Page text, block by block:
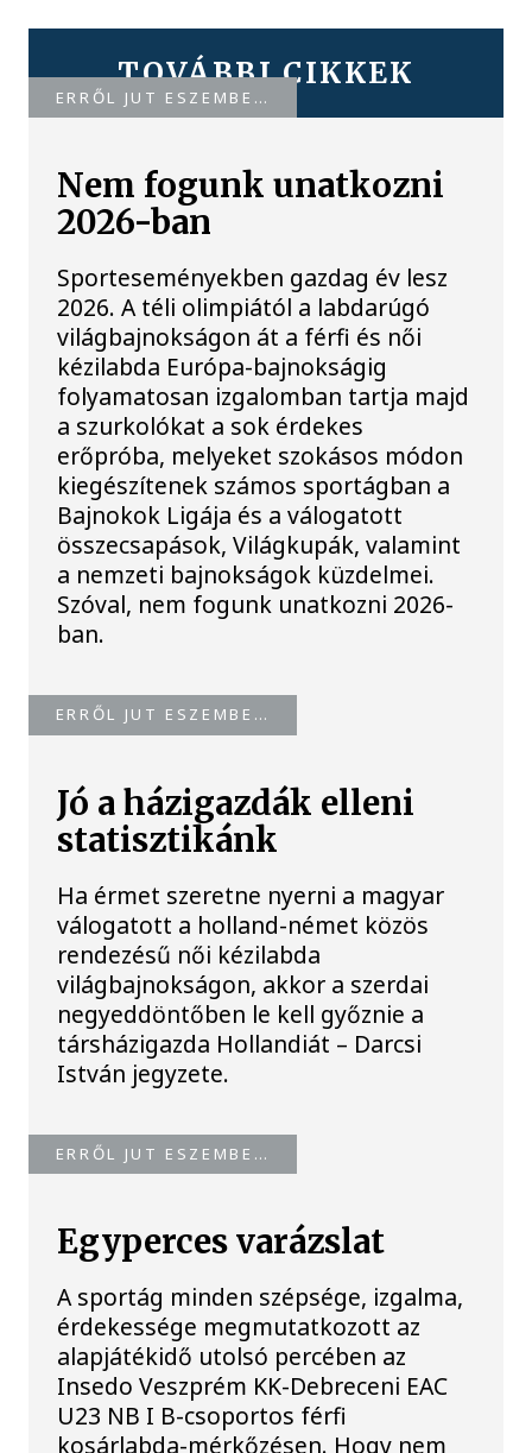
TOVÁBBI CIKKEK
ERRŐL JUT ESZEMBE…
Nem fogunk unatkozni
2026-ban
Sporteseményekben gazdag év lesz
2026. A téli olimpiától a labdarúgó
világbajnokságon át a férfi és női
kézilabda Európa-bajnokságig
folyamatosan izgalomban tartja majd
a szurkolókat a sok érdekes
erőpróba, melyeket szokásos módon
kiegészítenek számos sportágban a
Bajnokok Ligája és a válogatott
összecsapások, Világkupák, valamint
a nemzeti bajnokságok küzdelmei.
Szóval, nem fogunk unatkozni 2026-
ban.
ERRŐL JUT ESZEMBE…
Jó a házigazdák elleni
statisztikánk
Ha érmet szeretne nyerni a magyar
válogatott a holland-német közös
rendezésű női kézilabda
világbajnokságon, akkor a szerdai
negyeddöntőben le kell győznie a
társházigazda Hollandiát – Darcsi
István jegyzete.
ERRŐL JUT ESZEMBE…
Egyperces varázslat
A sportág minden szépsége, izgalma,
érdekessége megmutatkozott az
alapjátékidő utolsó percében az
Insedo Veszprém KK-Debreceni EAC
U23 NB I B-csoportos férfi
kosárlabda-mérkőzésen. Hogy nem